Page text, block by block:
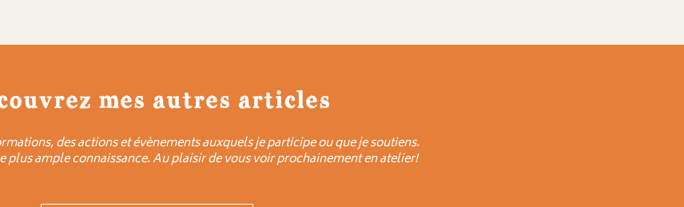
mes autres articles
des actions et évènements auxquels je participe ou que je soutiens.
plus ample connaissance. Au plaisir de vous voir prochainement en atelier!